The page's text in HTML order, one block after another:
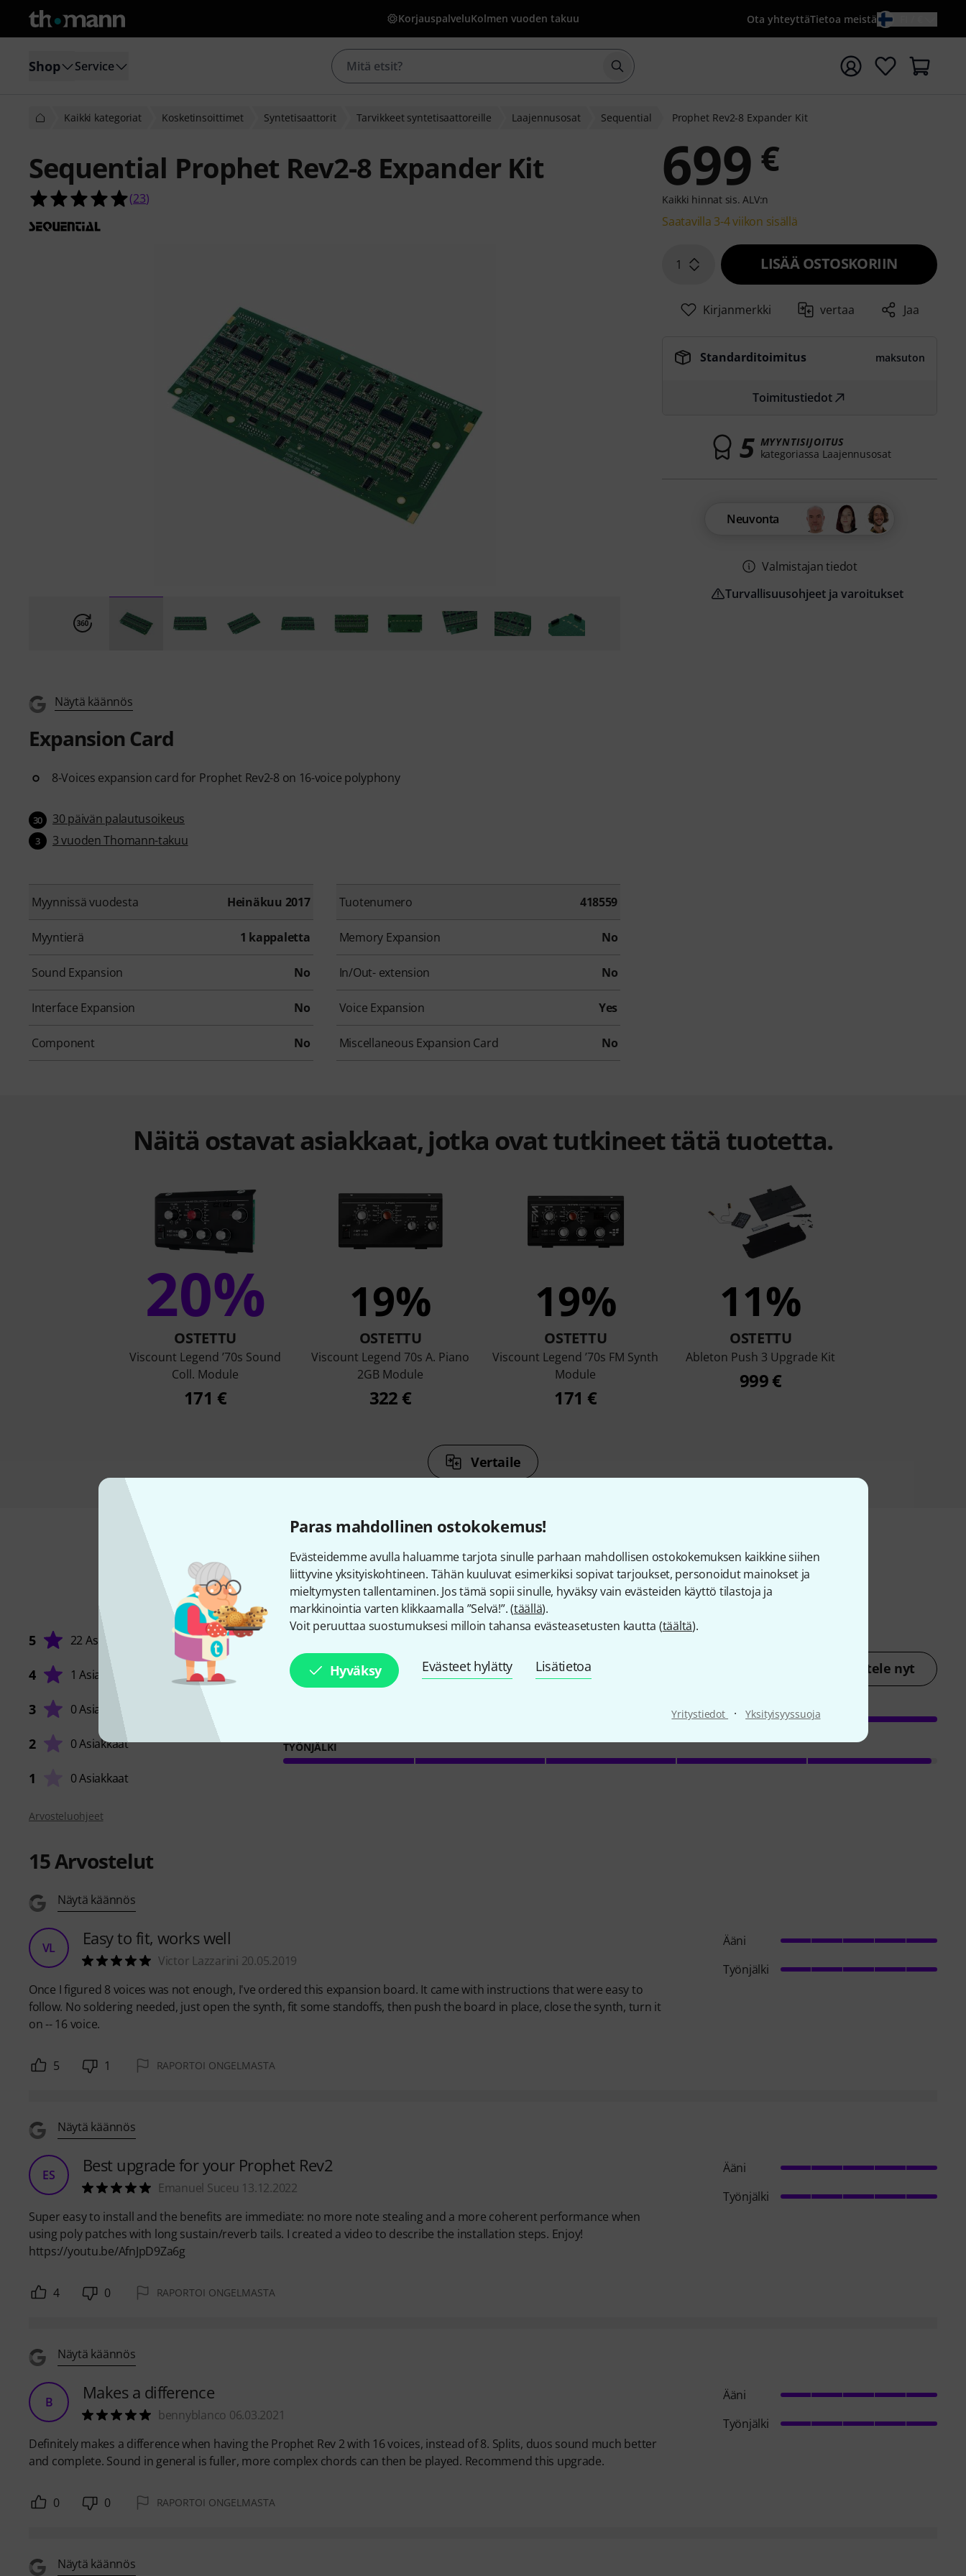
Paras mahdollinen ostokokemus!
Evästeidemme avulla haluamme tarjota sinulle parhaan mahdollisen ostokokemuksen kaikkine siihen
liittyvine yksityiskohtineen. Tähän kuuluvat esimerkiksi sopivat tarjoukset, personoidut mainokset ja
mieltymysten tallentaminen. Jos tämä sopii sinulle, hyväksy vain evästeiden käyttö tilastoja ja
markkinointia varten klikkaamalla ”Selvä!”. (täällä).
Voit peruuttaa suostumuksesi milloin tahansa evästeasetusten kautta (täältä).
Hyväksy Evästeet hylätty Lisätietoa
Yritystiedot · Yksityisyyssuoja
KorjauspalveluKolmen vuoden takuu Ota yhteyttäTietoa meistä
Shop Service Aloita haku hakusanalla {searchTerm}
Kaikki kategoriat Kosketinsoittimet Syntetisaattorit Tarvikkeet syntetisaattoreille Laajennusosat Sequential Prophet Rev2-8 Expander Kit
Sequential Prophet Rev2-8 Expander Kit
5.0 tähteä viidestä yhteensä 23 asiakasarvostelusta
(23)
Näytä käännös
Expansion Card
8-Voices expansion card for Prophet Rev2-8 on 16-voice polyphony
30 30 päivän palautusoikeus
3 3 vuoden Thomann-takuu
Myynnissä vuodesta Heinäkuu 2017 Tuotenumero 418559
Myyntierä 1 kappaletta Memory Expansion No
Sound Expansion No In/Out- extension No
Interface Expansion No Voice Expansion Yes
Component No Miscellaneous Expansion Card No
699 €
Kaikki hinnat sis. ALV:n
Saatavilla 3-4 viikon sisällä
1 LISÄÄ OSTOSKORIIN
Kirjanmerkki vertaa Jaa
Standarditoimitus maksuton
Toimitustiedot
5 MYYNTISIJOITUS
kategoriassa Laajennusosat
Neuvonta
Valmistajan tiedot
Turvallisuusohjeet ja varoitukset
Näitä ostavat asiakkaat, jotka ovat tutkineet tätä tuotetta.
20%
OSTETTU
Viscount Legend ’70s Sound
Coll. Module
171 €
19%
OSTETTU
Viscount Legend 70s A. Piano
2GB Module
322 €
19%
OSTETTU
Viscount Legend ’70s FM Synth
Module
171 €
11%
OSTETTU
Ableton Push 3 Upgrade Kit
999 €
Vertaile
23Asiakkaiden arviot
5 22 Asiakkaat
4 1 Asiakas
3 0 Asiakkaat
2 0 Asiakkaat
1 0 Asiakkaat
/ 5 Arvostele nyt
TYÖNJÄLKI
Arvosteluohjeet
15Arvostelut
Näytä käännös
VL Easy to fit, works well
Victor Lazzarini 20.05.2019
Once I figured 8 voices was not enough, I've ordered this expansion board. It came with instructions that were easy to
follow. No soldering needed, just open the synth, fit some standoffs, then push the board in place, close the synth, turn it
on -- 16 voice.
Ääni
Työnjälki
5 1 RAPORTOI ONGELMASTA
Näytä käännös
ES Best upgrade for your Prophet Rev2
Emanuel Suceu 13.12.2022
Super easy to install and the benefits are immediate: no more note stealing and a more coherent performance when
using poly patches with long sustain/reverb tails. I created a video to describe the installation steps. Enjoy!
https://youtu.be/AfnJpD9Za6g
Ääni
Työnjälki
4 0 RAPORTOI ONGELMASTA
Näytä käännös
B Makes a difference
bennyblanco 06.03.2021
Definitely makes a difference when having the Prophet Rev 2 with 16 voices, instead of 8. Splits, duos sound much better
and complete. Sound in general is fuller, more complex chords can then be played. Recommend this upgrade.
Ääni
Työnjälki
0 0 RAPORTOI ONGELMASTA
Näytä käännös